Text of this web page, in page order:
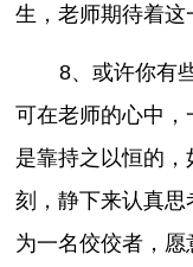
生，老师期待着这
8、或许你有
可在老师的心中，
是靠持之以恒的
刻，静下来认真
为一名佼佼者，愿